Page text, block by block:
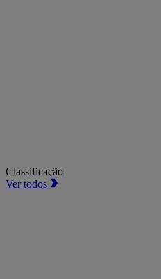
Classificação
Ver todos